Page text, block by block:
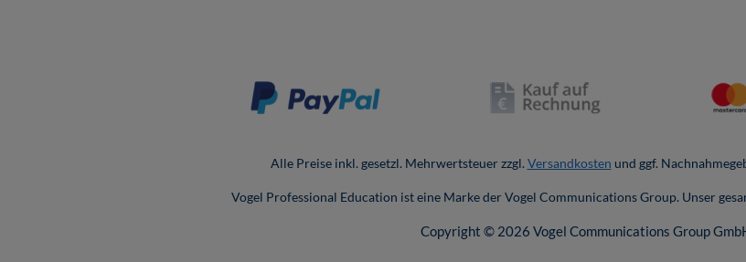
Alle Preise inkl. gesetzl. Mehrwertsteuer zzgl. Versandkosten und ggf.
Vogel Professional Education ist eine Marke der Vogel Communications Group. Unser
Copyright © 2026 Vogel Communications Group